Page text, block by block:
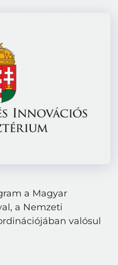
a Magyar
a Nemzeti
valósul